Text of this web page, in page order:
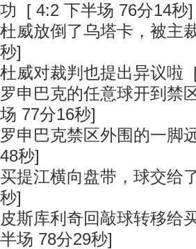
功 [ 4:2 下半场 76分14秒]
杜威放倒了乌塔卡，被主
秒]
杜威对裁判也提出异议啦
罗申巴克的任意球开到禁
场 77分16秒]
罗申巴克禁区外围的一脚
48秒]
买提江横向盘带，球交给
秒]
皮斯库利奇回敲球转移给
半场 78分29秒]